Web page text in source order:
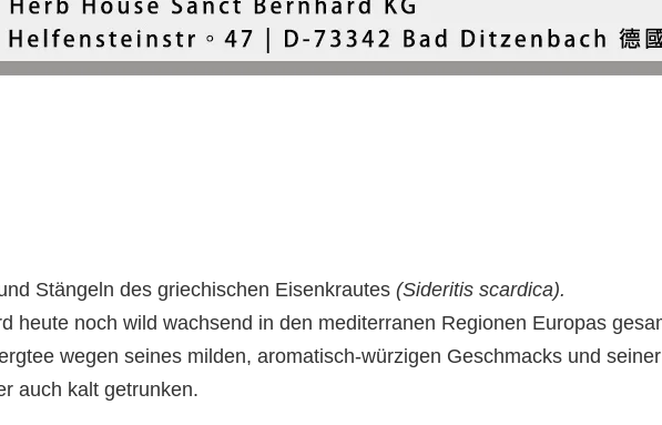
Stängeln des griechischen Eisenkrautes (Sideritis scardica).
heute noch wild wachsend in den mediterranen Regionen Europas
wegen seines milden, aromatisch-würzigen Geschmacks und
auch kalt getrunken.